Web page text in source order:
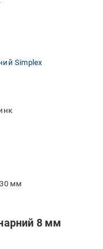
Simplex
мм
8 мм